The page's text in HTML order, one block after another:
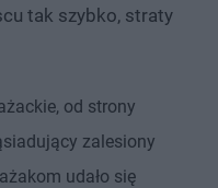
tak szybko, straty
od strony
zalesiony
udało się